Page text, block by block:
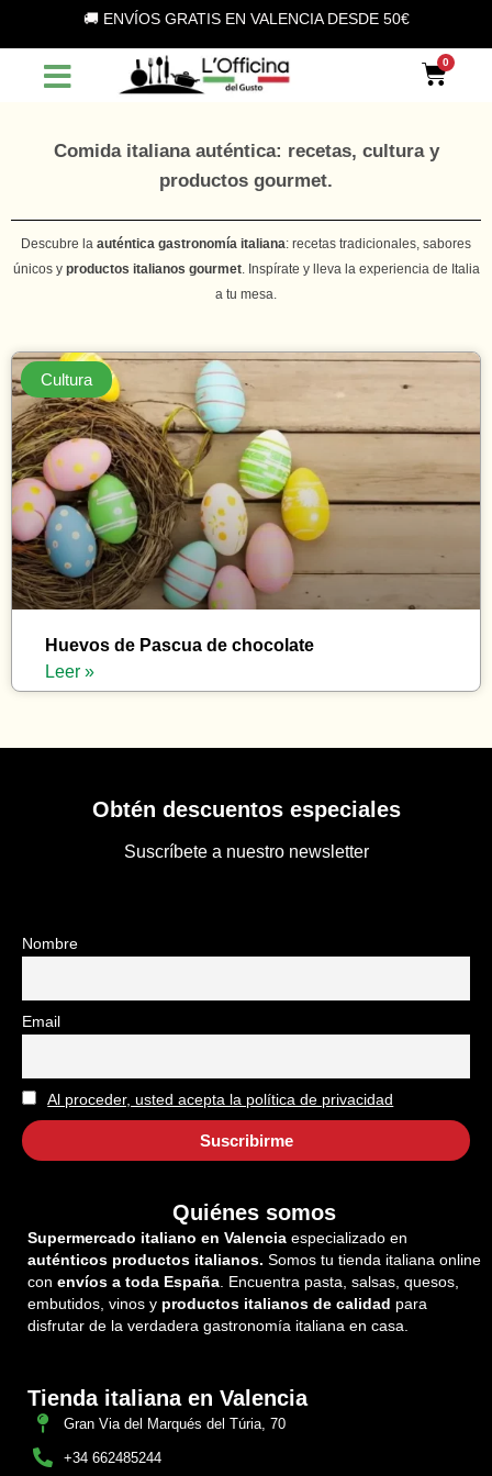
contenuto
🚚 ENVÍOS GRATIS EN VALENCIA DESDE 50€
Comida italiana auténtica: recetas, cultura y
productos gourmet.
Descubre la auténtica gastronomía italiana: recetas tradicionales, sabores
únicos yproductos italianos gourmet. Inspírate y lleva la experiencia de Italia
a tu mesa.
Cultura
Huevos de Pascua de chocolate
Leer »
Obtén descuentos especiales
Suscríbete a nuestro newsletter
Nombre
Email
Al proceder, usted acepta la política de privacidad
Quiénes somos
Supermercado italiano en Valencia especializado en
auténticos productos italianos. Somos tu tienda italiana online
con envíos a toda España. Encuentra pasta, salsas, quesos,
embutidos, vinos y productos italianos de calidad para
disfrutar de la verdadera gastronomía italiana en casa.
Tienda italiana en Valencia
Gran Via del Marqués del Túria, 70
+34 662485244